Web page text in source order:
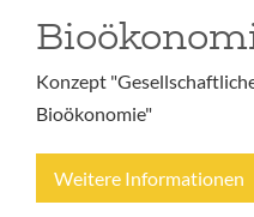
Konzept
Bioökonomie"
Weitere Informationen